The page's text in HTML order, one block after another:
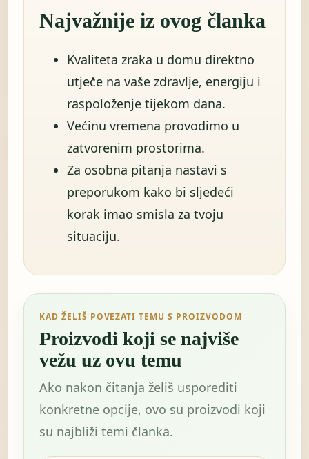
Najvažnije iz ovog članka
Kvaliteta zraka u domu direktno
utječe na vaše zdravlje, energiju i
raspoloženje tijekom dana.
Većinu vremena provodimo u
zatvorenim prostorima.
Za osobna pitanja nastavi s
preporukom kako bi sljedeći
korak imao smisla za tvoju
situaciju.
KAD ŽELIŠ POVEZATI TEMU S PROIZVODOM
Proizvodi koji se najviše
vežu uz ovu temu
Ako nakon čitanja želiš usporediti
konkretne opcije, ovo su proizvodi koji
su najbliži temi članka.